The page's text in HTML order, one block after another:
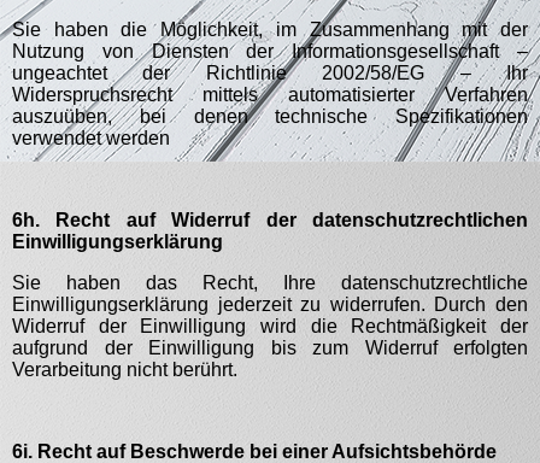
Sie haben die Möglichkeit, im Zusammenhang mit der
Nutzung von Diensten der Informationsgesellschaft –
ungeachtet der Richtlinie 2002/58/EG – Ihr
Widerspruchsrecht mittels automatisierter Verfahren
auszuüben, bei denen technische Spezifikationen
verwendet werden
6h. Recht auf Widerruf der datenschutzrechtlichen
Einwilligungserklärung
Sie haben das Recht, Ihre datenschutzrechtliche
Einwilligungserklärung jederzeit zu widerrufen. Durch den
Widerruf der Einwilligung wird die Rechtmäßigkeit der
aufgrund der Einwilligung bis zum Widerruf erfolgten
Verarbeitung nicht berührt.
6i. Recht auf Beschwerde bei einer Aufsichtsbehörde